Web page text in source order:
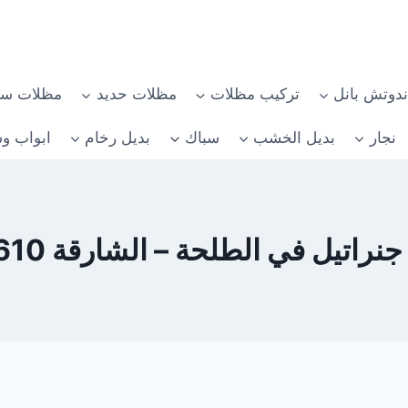
بانل تركيب مظلات مظلات حديد مظلات
نجار بديل الخشب سباك بديل رخام ابواب
في الطلحة – الشارقة 0582482610